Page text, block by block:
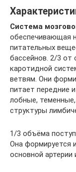
Система
обеспечивающая
питательных
бассейнов. 2/3 от
каротидной
ветвям. Они
питает передние
лобные,
структуры
1/3 объёма
Она формируется
основной артерии